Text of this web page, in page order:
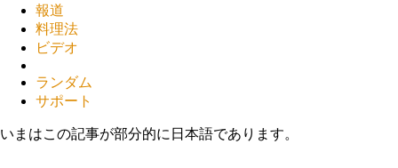
報道
料理法
ビデオ
ランダム
サポート
いまはこの記事が部分的に日本語であります。